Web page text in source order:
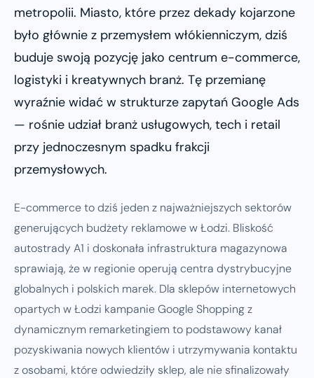
metropolii. Miasto, które przez dekady kojarzone
było głównie z przemysłem włókienniczym, dziś
buduje swoją pozycję jako centrum e-commerce,
logistyki i kreatywnych branż. Tę przemianę
wyraźnie widać w strukturze zapytań Google Ads
— rośnie udział branż usługowych, tech i retail
przy jednoczesnym spadku frakcji
przemysłowych.
E-commerce to dziś jeden z najważniejszych sektorów
generujących budżety reklamowe w Łodzi. Bliskość
autostrady A1 i doskonała infrastruktura magazynowa
sprawiają, że w regionie operują centra dystrybucyjne
globalnych i polskich marek. Dla sklepów internetowych
opartych w Łodzi kampanie Google Shopping z
dynamicznym remarketingiem to podstawowy kanał
pozyskiwania nowych klientów i utrzymywania kontaktu
z osobami, które odwiedziły sklep, ale nie sfinalizowały